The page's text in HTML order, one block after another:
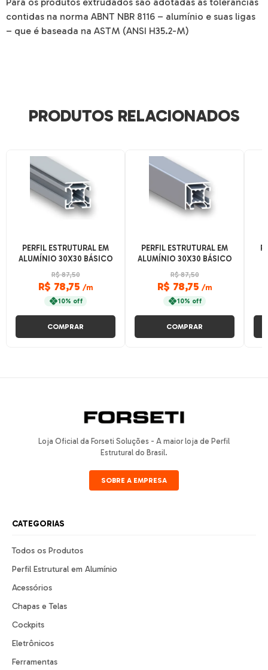
Para os produtos extrudados são adotadas as tolerâncias
contidas na norma ABNT NBR 8116 – alumínio e suas ligas
– que é baseada na ASTM (ANSI H35.2-M)
PRODUTOS RELACIONADOS
PERFIL ESTRUTURAL EM
ALUMÍNIO 30X30 BÁSICO
8 - ANODIZADO FOSCO
R$ 87,50
R$ 78,75 /m
10% off
COMPRAR
PERFIL ESTRUTURAL EM
ALUMÍNIO 30X30 BÁSICO
ESPECIAL 8 - ANODIZADO
FOSCO
R$ 87,50
R$ 78,75 /m
10% off
COMPRAR
Loja Oficial da Forseti Soluções - A maior loja de Perfil
Estrutural do Brasil.
SOBRE A EMPRESA
CATEGORIAS
Todos os Produtos
Perfil Estrutural em Alumínio
Acessórios
Chapas e Telas
Cockpits
Eletrônicos
Ferramentas